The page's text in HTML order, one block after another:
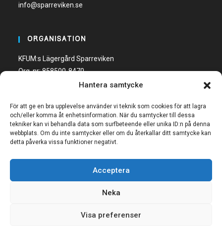
Hantera samtycke
För att ge en bra upplevelse använder vi teknik som cookies för att lagra
och/eller komma åt enhetsinformation. När du samtycker till dessa
tekniker kan vi behandla data som surfbeteende eller unika ID:n på denna
webbplats. Om du inte samtycker eller om du återkallar ditt samtycke kan
detta påverka vissa funktioner negativt.
Acceptera
Neka
Visa preferenser
info@sparreviken.se
ORGANISATION
KFUM:s Lägergård Sparreviken
Org. nr: 858500-8470